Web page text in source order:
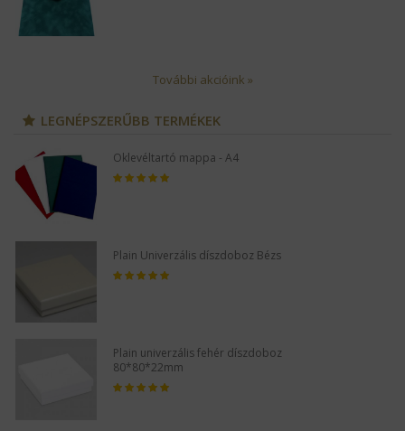
További akcióink »
LEGNÉPSZERŰBB TERMÉKEK
Oklevéltartó mappa - A4
Plain Univerzális díszdoboz Bézs
Plain univerzális fehér díszdoboz
80*80*22mm